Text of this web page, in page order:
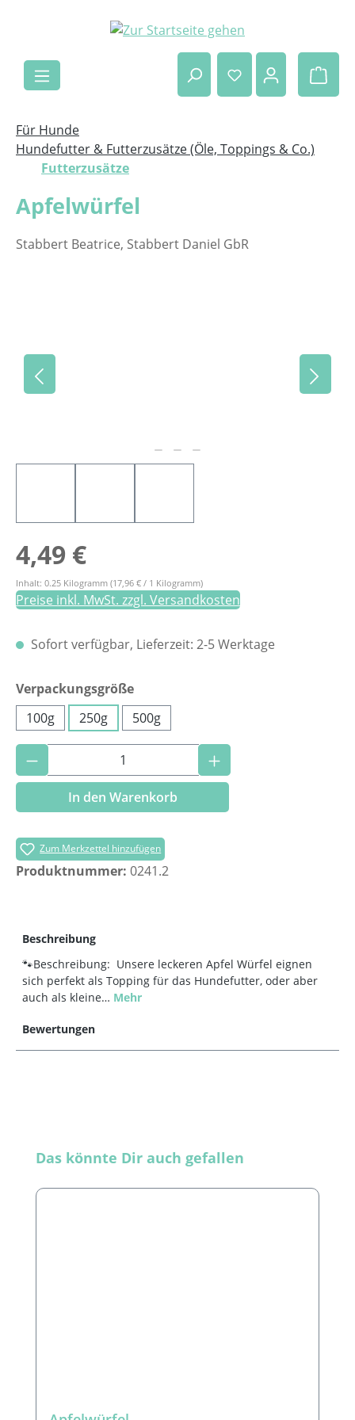
Zum Hauptinhalt springen
Für Hunde
Hundefutter & Futterzusätze (Öle, Toppings & Co.)
Futterzusätze
Apfelwürfel
Stabbert Beatrice, Stabbert Daniel GbR
Regulärer Preis:
4,49 €
Inhalt: 0.25 Kilogramm (17,96 € / 1 Kilogramm)
Preise inkl. MwSt. zzgl. Versandkosten
Sofort verfügbar, Lieferzeit: 2-5 Werktage
Verpackungsgrößeauswählen
100g
250g 500g
Produkt Anzahl: Gib den gewünschten
In den Warenkorb
Zum Merkzettel hinzufügen
Produktnummer: 0241.2
Beschreibung
🐾Beschreibung: Unsere leckeren Apfel Würfel eignen
sich perfekt als Topping für das Hundefutter, oder aber
auch als kleine… Mehr
Bewertungen
Produktgalerie überspringen
Das könnte Dir auch gefallen